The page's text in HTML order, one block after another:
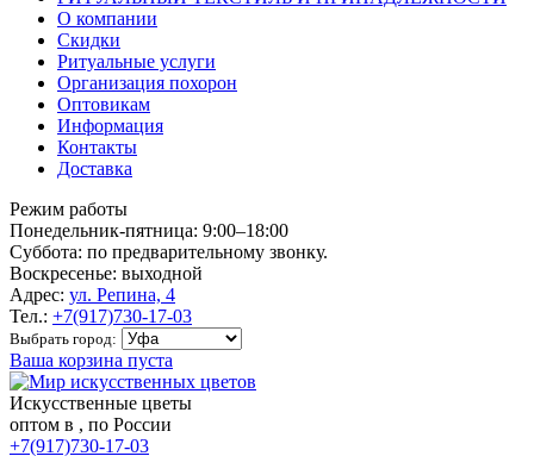
О компании
Скидки
Ритуальные услуги
Организация похорон
Оптовикам
Информация
Контакты
Доставка
Режим работы
Понедельник-пятница: 9:00–18:00
Суббота: по предварительному звонку.
Воскресенье: выходной
Адрес: ул. Репина, 4
Тел.: +7(917)730-17-03
Выбрать город:
Ваша корзина пуста
Искусственные цветы
оптом в , по России
+7(917)730-17-03